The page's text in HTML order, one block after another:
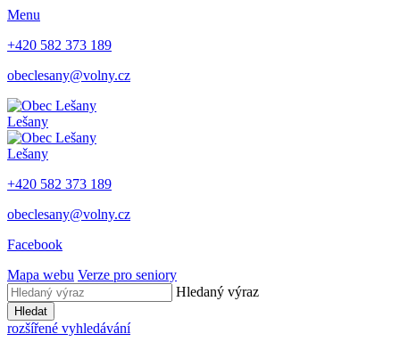
Menu
+420 582 373 189
obeclesany@volny.cz
Lešany
Lešany
+420 582 373 189
obeclesany@volny.cz
Facebook
Mapa webu Verze pro seniory
Hledaný výraz
Hledat
rozšířené vyhledávání